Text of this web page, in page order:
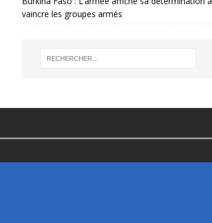
vaincre les groupes armés